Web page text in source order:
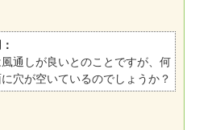
通しが良いとのことですが、何
穴が空いているのでしょうか？